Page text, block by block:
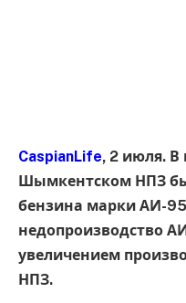
CaspianLife, 2 июля. В
Шымкентском НПЗ
бензина марки АИ-
недопроизводство
увеличением
НПЗ.